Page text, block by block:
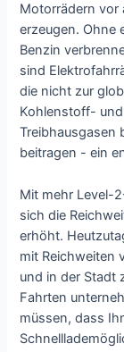
Motorrädern vor
erzeugen. Ohne
Benzin
sind
die nicht zur
Kohlenstoff-
Treibhausgasen
beitragen - ein
Mit mehr Level-
sich die
erhöht.
mit Reichweiten
und in der Stadt
Fahrten
müssen, dass